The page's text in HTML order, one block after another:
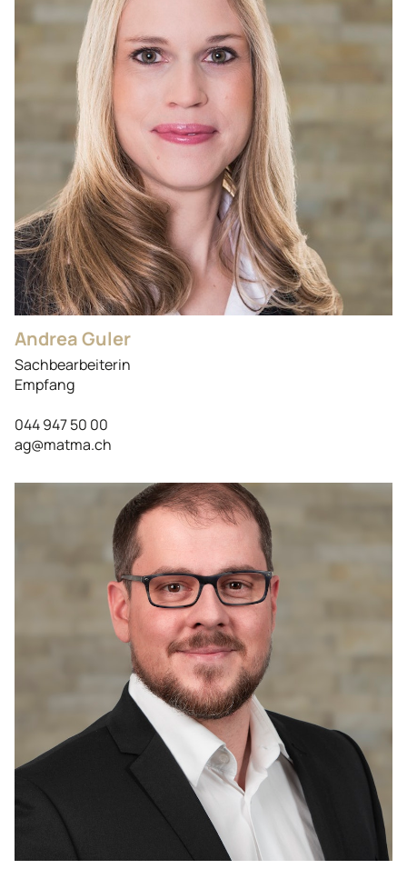
Andrea Guler
Sachbearbeiterin
Empfang
044 947 50 00
ag@matma.ch